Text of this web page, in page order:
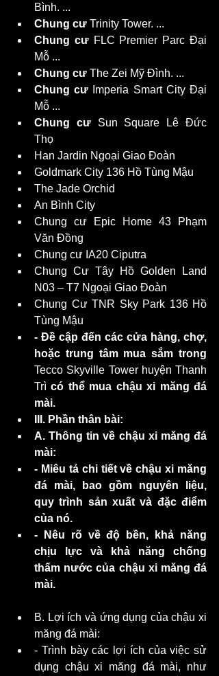
Bình. ...
Chung cư Trinity Tower. ...
Chung cư FLC Premier Parc Đại
Mỗ ...
Chung cư The Zei Mỹ Đình. ...
Chung cư Imperia Smart City Đại
Mỗ ...
Chung cư Sun Square Lê Đức
Thọ
Han Jardin Ngoại Giao Đoàn
Goldmark City 136 Hồ Tùng Mậu
The Jade Orchid
An Bình City
Chung cư Epic Home 43 Phạm
Văn Đồng
Chung cư IA20 Ciputra
Chung Cư Tây Hồ Golden Land
N03 – T7 Ngoại Giao Đoàn
Chung Cư TNR Sky Park 136 Hồ
Tùng Mậu
- Đề cập đến các cửa hàng, chợ,
Tecco Skyville Tower huyện Thanh
Trì có thể mua chậu xi măng đá
mài.
III. Phần thân bài:
A. Thông tin về chậu xi măng đá
mài:
- Miêu tả chi tiết về chậu xi măng
đá mài, bao gồm nguyên liệu,
quy trình sản xuất và đặc điểm
của nó.
- Nêu rõ về độ bền, khả năng
chịu lực và khả năng chống
thấm nước của chậu xi măng đá
mài.
B. Lợi ích và ứng dụng của chậu xi
măng đá mài:
- Trình bày các lợi ích của việc sử
dụng chậu xi măng đá mài, như